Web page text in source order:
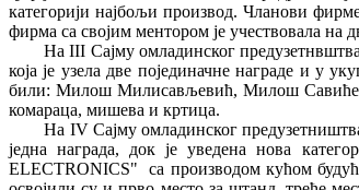
категорији најбољи производ. Чланови
фирма са својим ментором је учествовала на
На ΙΙΙ Сајму омладинског
која је узела две појединачне награде и у
били: Милош Милисављевић, Милош
комараца, мишева и кртица.
На IV Сајму омладинског
jедна нaгрaда, док је уведена нова
ELECTRONICS" са производом кућом